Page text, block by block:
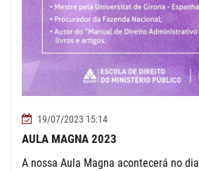
19/07/2023 15:14
AULA MAGNA 2023
A nossa Aula Magna acontecerá no